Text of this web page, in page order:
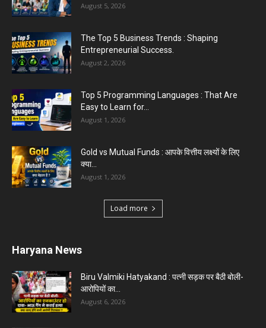
August 5, 2026
The Top 5 Business Trends : Shaping
Entrepreneurial Success.
August 2, 2026
Top 5 Programming Languages : That Are
Easy to Learn for...
August 1, 2026
Gold vs Mutual Funds : आपके वित्तीय लक्ष्यों के लिए
क्या...
August 1, 2026
Load more
Haryana News
Biru Valmiki Hatyakand : पत्नी सड़क पर बैठी बोली-
आरोपियों का...
August 6, 2026